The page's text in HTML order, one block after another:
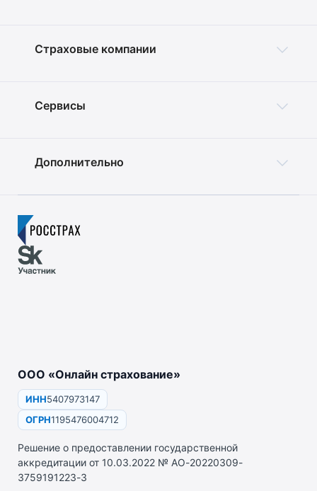
Страховые компании
Сервисы
Дополнительно
ООО «Онлайн страхование»
ИНН5407973147
ОГРН1195476004712
Решение о предоставлении государственной
аккредитации от 10.03.2022 № АО-20220309-
3759191223-3